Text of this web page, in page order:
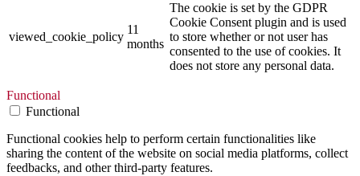
viewed_cookie_policy
11
months
The cookie is set by the GDPR
Cookie Consent plugin and is used
to store whether or not user has
consented to the use of cookies. It
does not store any personal data.
Functional
Functional
Functional cookies help to perform certain functionalities like
sharing the content of the website on social media platforms, collect
feedbacks, and other third-party features.